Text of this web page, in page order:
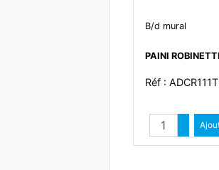
B/d mural
PAINI
Réf :